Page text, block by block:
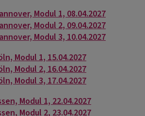
Modul 1, 08.04.2027
Modul 2, 09.04.2027
Modul 3, 10.04.2027
Modul 1, 15.04.2027
Modul 2, 16.04.2027
Modul 3, 17.04.2027
Modul 1, 22.04.2027
Modul 2, 23.04.2027